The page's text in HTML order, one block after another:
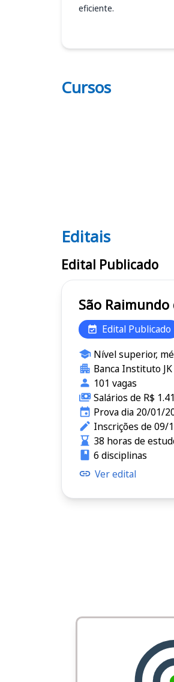
eficiente.
Cursos
Editais
Editais
Edital Publicado
Edital Publicado
Nível superior,
Banca Instituto JK
101 vagas
Salários de R$
Prova dia 20/01/
Inscrições de 09/
38 horas de
6 disciplinas
Ver edital